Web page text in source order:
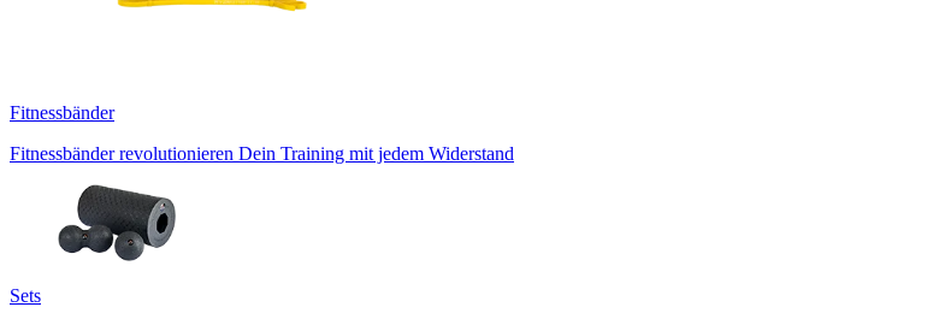
Fitnessbänder
Fitnessbänder revolutionieren Dein Training mit jedem Widerstand
Sets